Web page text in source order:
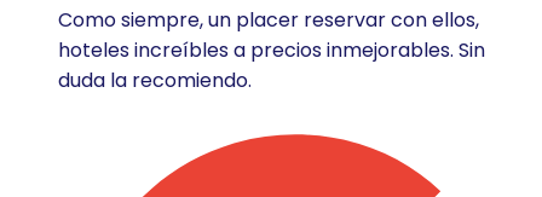
Como siempre, un placer reservar con ellos,
hoteles increíbles a precios inmejorables. Sin
duda la recomiendo.